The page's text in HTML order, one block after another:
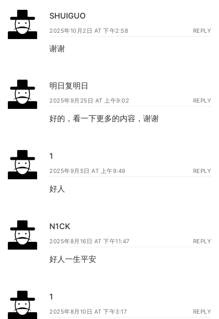
SHUIGUO
2025年10月2日 AT 下午2:58 REPLY
谢谢
明日复明日
2025年9月25日 AT 上午9:02 REPLY
好的，看一下更多的内容，谢谢
1
2025年9月5日 AT 上午9:49 REPLY
好人
N1CK
2025年8月16日 AT 下午11:47 REPLY
好人一生平安
1
2025年8月10日 AT 下午3:17 REPLY